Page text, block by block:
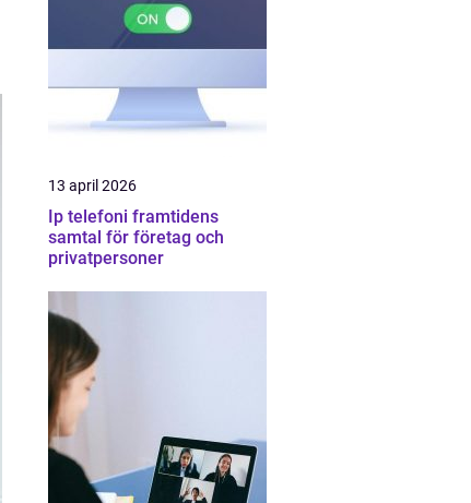
13 april 2026
Ip telefoni framtidens
samtal för företag och
privatpersoner